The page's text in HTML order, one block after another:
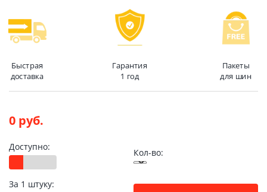
Быстрая
доставка
Гарантия
1 год
Пакеты
для шин
0 руб.
Доступно:
Кол-во:
За 1 штуку: